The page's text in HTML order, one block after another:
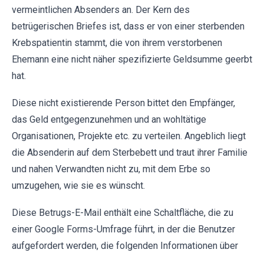
vermeintlichen Absenders an. Der Kern des
betrügerischen Briefes ist, dass er von einer sterbenden
Krebspatientin stammt, die von ihrem verstorbenen
Ehemann eine nicht näher spezifizierte Geldsumme geerbt
hat.
Diese nicht existierende Person bittet den Empfänger,
das Geld entgegenzunehmen und an wohltätige
Organisationen, Projekte etc. zu verteilen. Angeblich liegt
die Absenderin auf dem Sterbebett und traut ihrer Familie
und nahen Verwandten nicht zu, mit dem Erbe so
umzugehen, wie sie es wünscht.
Diese Betrugs-E-Mail enthält eine Schaltfläche, die zu
einer Google Forms-Umfrage führt, in der die Benutzer
aufgefordert werden, die folgenden Informationen über